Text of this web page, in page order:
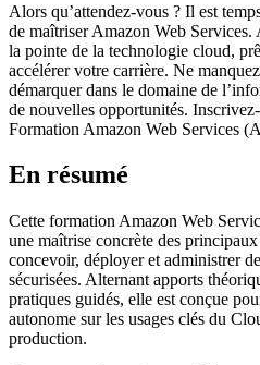
Alors qu’attendez-vous ? Il est
de maîtriser Amazon Web
la pointe de la technologie cloud,
accélérer votre carrière. Ne
démarquer dans le domaine de
de nouvelles opportunités.
Formation Amazon Web Services
En résumé
Cette formation Amazon Web
une maîtrise concrète des
concevoir, déployer et administrer
sécurisées. Alternant apports
pratiques guidés, elle est conçue
autonome sur les usages clés du
production.